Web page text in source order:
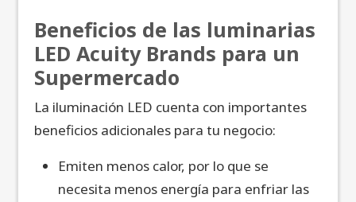
Beneficios de las luminarias
LED Acuity Brands para un
Supermercado
La iluminación LED cuenta con importantes
beneficios adicionales para tu negocio:
Emiten menos calor, por lo que se
necesita menos energía para enfriar las